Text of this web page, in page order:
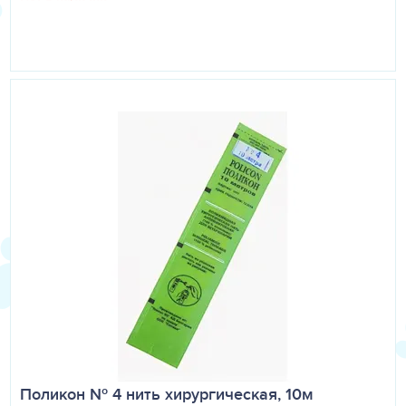
формировании интестинальных анастомозов, так как
Упаковка: нить упакована в стерильном, герметичном
пакете по 10 м. Пакет с нитью одного типоразмера в
Поликон № 4 нить хирургическая, 10м